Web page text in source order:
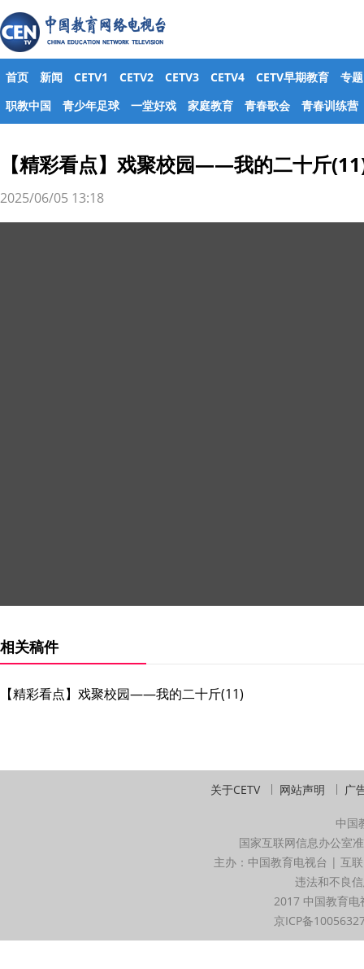
首页 新闻 CETV1 CETV2 CETV3 CETV4 CETV早期教育
专题
职教中国
青少年足球 一堂好戏 家庭教育 青春歌会 青春训练营
【精彩看点】戏聚校园——我的二十斤
2025/06/05 13:18
相关稿件
【精彩看点】戏聚校园——我的二十斤(11)
关于CETV 网站声明 广
中国
国家互联网信息办公室
主办：中国教育电视台 | 互
违法和不良
2017 中国教育
京ICP备